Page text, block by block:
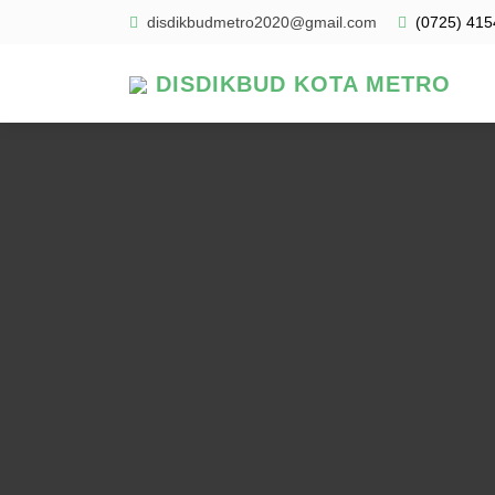
disdikbudmetro2020@gmail.com (0725)
DISDIKBUD KOTA METRO